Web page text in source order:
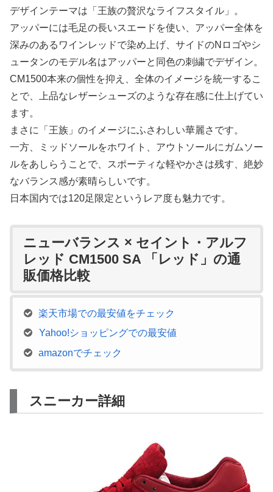
デザインテーマは「王族の贅沢なライフスタイル」。
アッパーには毛足の長いスエードを使い、アッパー全体を
深みのあるワインレッドで染め上げ、サイドのNロゴやシ
ュータンのモデル名はアッパーと同色の刺繍でデザイン。
CM1500本来の個性を抑え、全体のイメージを統一するこ
とで、上品なレザーシューズのような存在感に仕上げてい
ます。
まさに「王族」のイメージにふさわしい華麗さです。
一方、ミッドソールをホワイト、アウトソールにガムソー
ルをあしらうことで、スポーティな軽やかさは残す、絶妙
なバランス感が素晴らしいです。
日本国内では120足限定というレア度も魅力です。
ニューバランス × セイント・アルフ
レッド CM1500 SA 「レッド」の通
販価格比較
楽天市場での最安値をチェック
Yahoo!ショッピングでの最安値
amazonでチェック
スニーカー詳細